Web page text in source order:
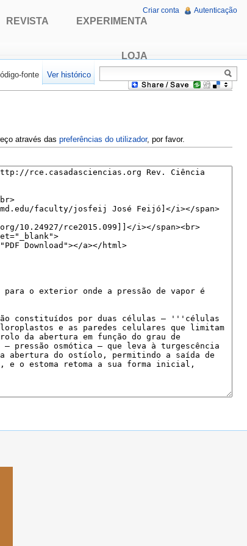
através daspreferências do utilizador, por favor.
REVISTA EXPERIMENTA
LOJA
Criar conta Autenticação
fonte Ver histórico